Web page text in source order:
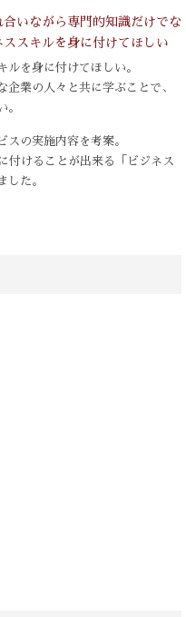
いながら専門的知識だけでな
ススキルを身に付けてほしい
ルを身に付けてほしい。
業の人々と共に学ぶことで、
。
スの実施内容を考案。
付けることが出来る「ビジネス
した。